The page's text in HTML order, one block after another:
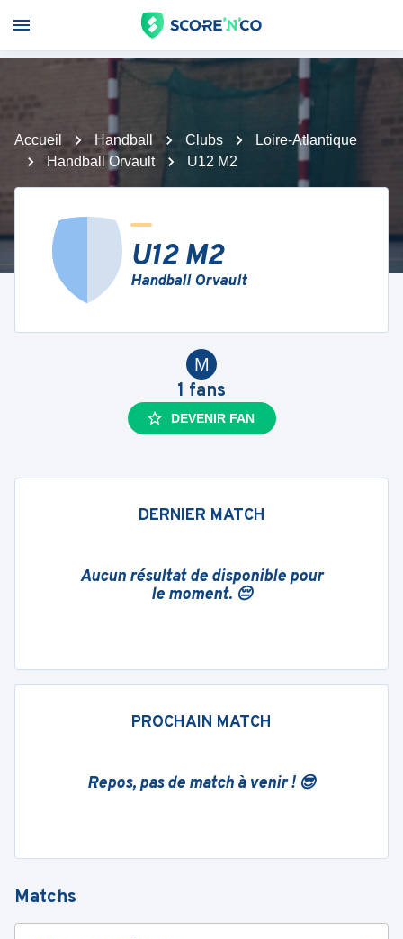
Accueil Handball Clubs
Loire-Atlantique
Handball Orvault
U12 M2
U12 M2
Handball Orvault
M
1 fans
DEVENIR FAN
DERNIER MATCH
Aucun résultat de disponible pour
le moment. 😔
PROCHAIN MATCH
Repos, pas de match à venir ! 😎
Matchs